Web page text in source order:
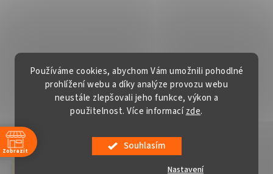
Používáme cookies, abychom Vám umožnili pohodlné
prohlížení webu a díky analýze provozu webu
neustále zlepšovali jeho funkce, výkon a
použitelnost. Více informacízde.
Souhlasím
Nastavení
Vytvořil Shoptet
Copyright 2026 Gardentech s.r.o.. Všechna práva vyhrazena.
Zobrazit